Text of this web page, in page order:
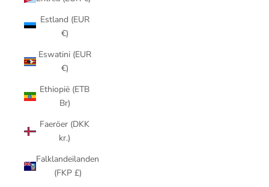
Estland (EUR
€)
Eswatini (EUR
€)
Ethiopië (ETB
Br)
Faeröer (DKK
kr.)
Falklandeilanden
(FKP £)